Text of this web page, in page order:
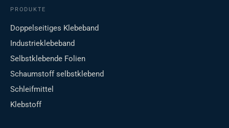
PRODUKTE
Doppelseitiges Klebeband
Industrieklebeband
Selbstklebende Folien
Schaumstoff selbstklebend
Schleifmittel
Klebstoff